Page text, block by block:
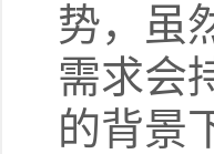
势，虽
需求会
的背景